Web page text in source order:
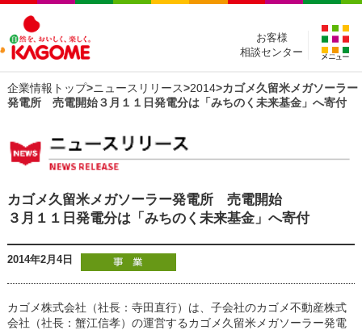
お客様
相談センター
企業情報トップ>ニュースリリース>2014>カゴメ久留米メガソーラー
発電所 売電開始３月１１日発電分は「みちのく未来基金」へ寄付
カゴメ久留米メガソーラー発電所 売電開始
３月１１日発電分は「みちのく未来基金」へ寄付
2014年2月4日
カゴメ株式会社（社長：寺田直行）は、子会社のカゴメ不動産株式
会社（社長：蟹江信孝）の運営するカゴメ久留米メガソーラー発電